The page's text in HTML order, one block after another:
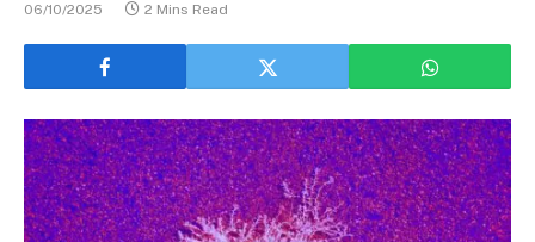
06/10/2025 2 Mins Read